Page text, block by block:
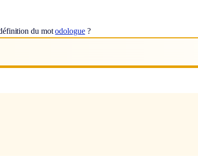
du motodologue?